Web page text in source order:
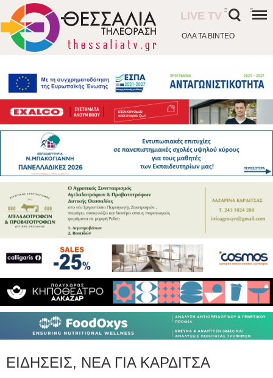
ΟΛΑ ΤΑ ΒΙΝΤΕΟ
LIVE TV
- -
ΕΙΔΗΣΕΙΣ, ΝΕΑ ΓΙΑ ΚΑΡΔΙΤΣΑ